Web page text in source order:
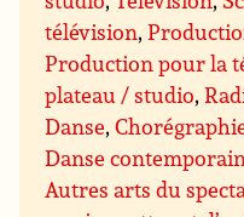
télévision,
Production pour la
plateau / studio,
Danse,
Danse
Autres arts du